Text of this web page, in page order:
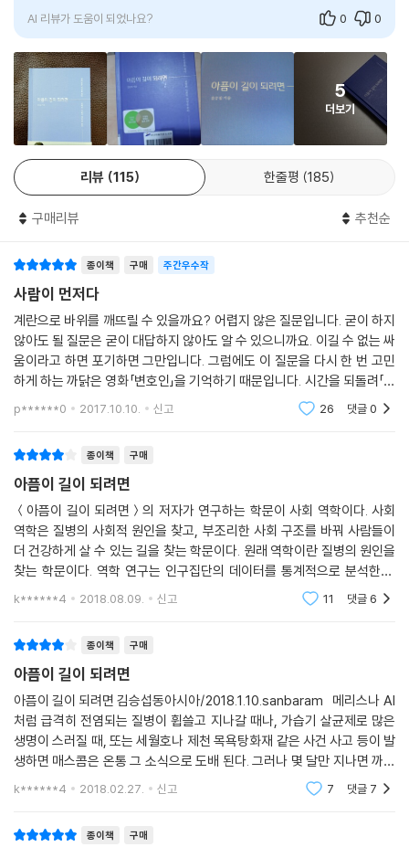
동성결혼 불인정과 같은 제도적인 차별이 한 개인의 삶과 자존감에 어떠한
영향을 미치는지를 잘 보여준 사례라고 할 수 있습니다.
---「제도가 존재를 부정할 때, 몸은 아프다」중에서
같이 질문했다. “학교폭력을 경험한 뒤 어떻게 대응했습니까?” 김승섭 교
학생들이었다. 이 학생들의 건강 상태를 조사했더니 이 경우에도 남녀 간
에 극명한 차이가 드러났다. 이번에는 남학생들에게서 차이가 나타났다.
“별다른 생각 없이 그냥 넘어갔다”라고 대답한 남학생들의 정신 건강이 가
장 나쁜 것으로 조사된 것이다. 대수롭지 않은 일이라고 넘겨버렸던 경험
이 실제로는 몸을 아프게 하고 있었던 것이다. 차별이나 폭력을 겪고도, 말
조차 하지 못할 때, 혹은 애써 괜찮다고 생각할 때 실은 우리 몸이 더 아프
다는 것을 이 연구들은 보여준다. 저자 김승섭 교수의 표현을 빌리자면 ‘몸
회적 상처가 어떻게 우리 몸을 아프게 하는지, 사회가 개인의 몸에 어떻게
반영되는지를 사회역학의 여러 연구 사례와 함께 이야기한다.
데이터가 말해주는 우리가 아픈 진짜 이유
“사회와 단절된 병이란 없으며, 몸은 사회를 반영한다!”
2000년에 남아프리카공화국 콰줄루나탈 시골 지역의 성인 기대수명은 5
2.3세였다. 남아프리카공화국 국민의 성인 기대수명은 61.4세로, 9년이
염인이었고, 빈곤한 그 지역주민들은 비싼 치료약을 대부분 포기할 수밖에
없었다. 2004년, 콰줄루나탈 시골 지역의 기대수명이 49세로까지 떨어
졌고 남아프리카공화국 보건국은 공공 의료보험으로 HIV 치료약을 무상
으로 제공하기 시작했다. 그리고 변화가 생겨난다. 7년 만에 평균 기대수
명이 12년이나 증가한 것이다. 김승섭 교수는 이 연구를 소개하며, 질문한
다. 그렇다면 이 마을에서 사람들이 죽었던 것은 개개인이 감염되었던 바
이러스 때문이 아니라 이미 세상에 존재하는 치료약을 제공하지 못한 시스
한 것이다.
비슷한 관점에서 두 번째 사례를 볼 수 있다. 소련이 해체되면서 극심한 경
제위기를 겪던 동유럽의 국가들은 IMF를 통해 구제 금융을 받는다. 그리고
이 시기에 동유럽 국가들의 평균수명은 급격히 감소한다. 결핵 사망률을
비교한 연구에서, IMF의 구조조정 프로그램을 이행한 국가들은 결핵 사망
률이 상승 곡선을 탔다. 한편, IMF에서 구제 금융을 받지 않았던 슬로베니
아에서만 결핵 사망률이 감소했다. IMF 구조조정 프로그램을 이행하면서,
책에서는 말한다.
AI 리뷰가 도움이 되었나요? 0 0
5
더보기
리뷰 115 한줄평 185
구매리뷰 추천순
종이책 구매 주간우수작
사람이 먼저다
계란으로 바위를 깨뜨릴 수 있을까요? 어렵지 않은 질문입니다. 굳이 하지
않아도 될 질문은 굳이 대답하지 않아도 알 수 있으니까요. 이길 수 없는 싸
움이라고 하면 포기하면 그만입니다. 그럼에도 이 질문을 다시 한 번 고민
하게 하는 까닭은 영화「변호인」을 기억하기 때문입니다. 시간을 되돌려「변
호인」을 보면 계란으로 바위를 깨뜨릴 수 없을 때 어떻게 해야 하는지 좀 더
묵직
p******0 2017.10.10. 신고 26 댓글0
종이책 구매
아픔이 길이 되려면
＜아픔이 길이 되려면＞의 저자가 연구하는 학문이 사회 역학이다. 사회
역학은 질병의 사회적 원인을 찾고, 부조리한 사회 구조를 바꿔 사람들이
더 건강하게 살 수 있는 길을 찾는 학문이다. 원래 역학이란 질병의 원인을
찾는 학문이다. 역학 연구는 인구집단의 데이터를 통계적으로 분석한다.
흡연이 폐암의 원인이고 노동자가 벤젠에 노출되면 백혈병에 걸릴 수 있다
k******4 2018.08.09. 신고 11 댓글6
종이책 구매
아픔이 길이 되려면
아픔이 길이 되려면 김승섭동아시아/2018.1.10.sanbaram 메리스나 AI
처럼 급격히 전염되는 질병이 휩쓸고 지나갈 때나, 가습기 살균제로 많은
생명이 스러질 때, 또는 세월호나 제천 목욕탕화재 같은 사건 사고 등이 발
생하면 매스콤은 온통 그 소식으로 도배 된다. 그러나 몇 달만 지나면 까맣
게 잊어버리고 만다. 그렇다고 그 피해자가 사라지는 것은 아니다. 결혼이
k******4 2018.02.27. 신고 7 댓글 7
종이책 구매